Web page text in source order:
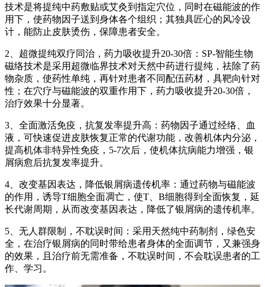
技术是将提纯中药敷贴或艾灸到指定穴位，同时在磁能波的作
用下，使药物因子送到身体各个组织；其独具匠心的风冷设
计，能防止皮肤烫伤，保障患者安全。
2、超微提纯双疗同治，药力吸收提升20-30倍：SP-智能生物
磁络技术是采用超微临界技术对天然中药进行提纯，祛除了药
物杂质，使药性单纯，再针对患者不同配伍药材，具靶向针对
性；在穴疗与磁能波的双重作用下，药力吸收提升20-30倍，
治疗效果十分显著。
3、全面激活免疫，抗复发率提升高：药物因子通过经络、血
液，可快速促进皮肤恢复正常的代谢功能，改善机体内分泌，
提高机体非特异性免疫，5-7次后，使机体抗病能力增强，银
屑病愈后抗复发率提升。
4、改变基因表达，降低银屑病遗传机率：通过药物与磁能波
的作用，诱导T细胞全面凋亡，使T、B细胞得到全面恢复，延
长代谢周期，从而改变基因表达，降低了银屑病的遗传机率。
5、无人群限制，不耽误时间：采用天然纯中药制剂，绿色安
全，在治疗银屑病的同时带给患者身体的全面调节，又兼强身
的效果，且治疗前无需准备，不耽误时间，不会耽误患者的工
作、学习。